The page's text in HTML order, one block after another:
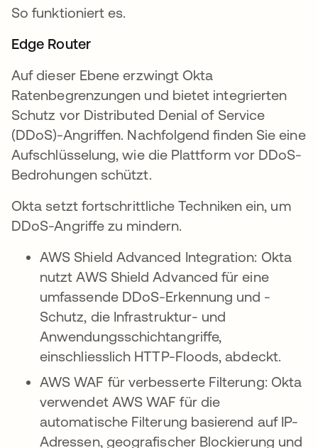
So funktioniert es.
Edge Router
Auf dieser Ebene erzwingt Okta
Ratenbegrenzungen und bietet integrierten
Schutz vor Distributed Denial of Service
(DDoS)-Angriffen. Nachfolgend finden Sie eine
Aufschlüsselung, wie die Plattform vor DDoS-
Bedrohungen schützt.
Okta setzt fortschrittliche Techniken ein, um
DDoS-Angriffe zu mindern.
AWS Shield Advanced Integration: Okta
nutzt AWS Shield Advanced für eine
umfassende DDoS-Erkennung und -
Schutz, die Infrastruktur- und
Anwendungsschichtangriffe,
einschliesslich HTTP-Floods, abdeckt.
AWS WAF für verbesserte Filterung: Okta
verwendet AWS WAF für die
automatische Filterung basierend auf IP-
Adressen, geografischer Blockierung und